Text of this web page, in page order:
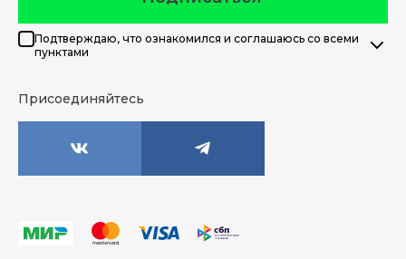
Подтверждаю, что ознакомился и соглашаюсь со всеми
пунктами
Присоединяйтесь